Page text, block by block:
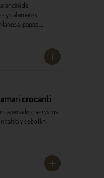
de
y calamares
papas
crocanti
apanados, servidos
tahití y cebollín